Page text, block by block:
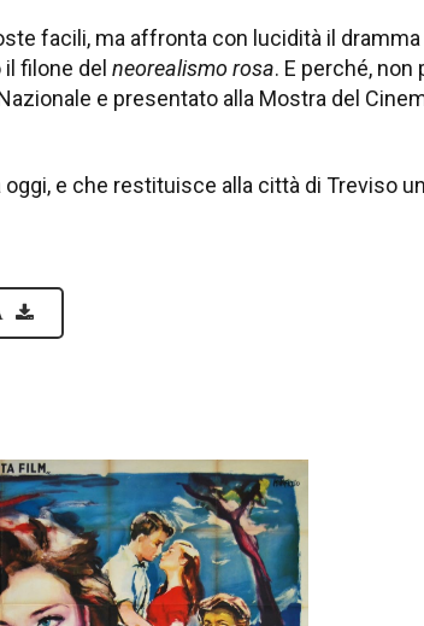
facili, ma affronta con lucidità il
filone del neorealismo rosa. E perché,
e presentato alla Mostra del
oggi, e che restituisce alla città di Treviso